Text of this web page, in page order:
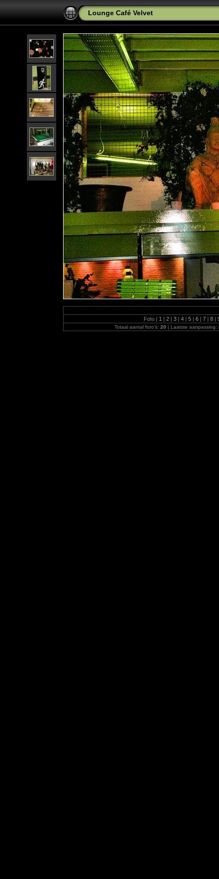
Lounge Café Velvet
Foto | 1 | 2 | 3 | 4 | 5 | 6 | 7 | 8 |
Totaal aantal foto's: 20 | Laatste aanpassing: